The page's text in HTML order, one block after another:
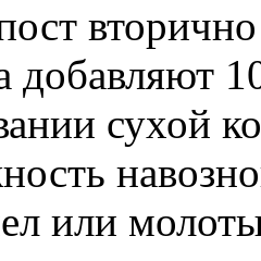
добавляют
сухой
или